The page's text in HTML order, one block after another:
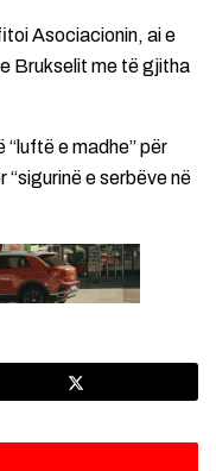
Asociacionin, ai e
Brukselit me të gjitha
e madhe” për
e serbëve në